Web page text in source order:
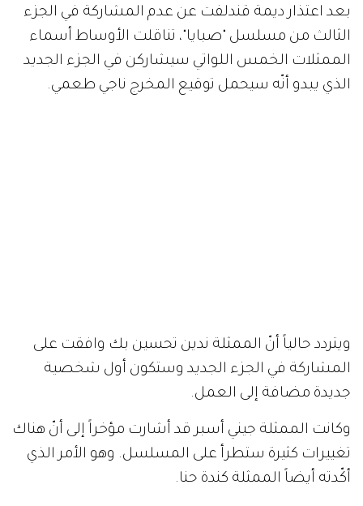
بعد اعتذار ديمة قندلفت عن عدم المشاركة في الجزء
الثالث من مسلسل "صبايا"، تناقلت الأوساط أسماء
الممثلات الخمس اللواتي سيشاركن في الجزء الجديد
الذي يبدو أنّه سيحمل توقيع المخرج ناجي طعمي.
ويتردد حالياً أنّ الممثلة ندين تحسين بك وافقت على
المشاركة في الجزء الجديد وستكون أول شخصية
جديدة مضافة إلى العمل.
وكانت الممثلة جيني أسبر قد أشارت مؤخراً إلى أنّ هناك
تغييرات كثيرة ستطرأ على المسلسل. وهو الأمر الذي
أكّدته أيضاً الممثلة كندة حنا.